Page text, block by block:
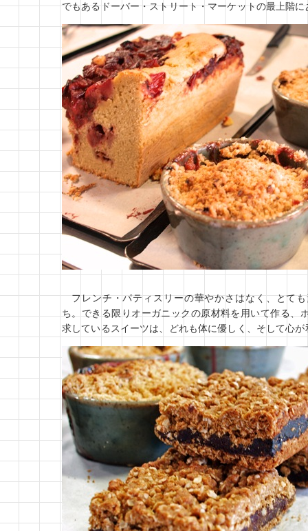
でもあるドーバー・ストリート・マーケットの最上階に
フレンチ・パティスリーの華やかさはなく、とて
ち。できる限りオーガニックの原材料を用いて作る、
求しているスイーツは、どれも体に優しく、そして心